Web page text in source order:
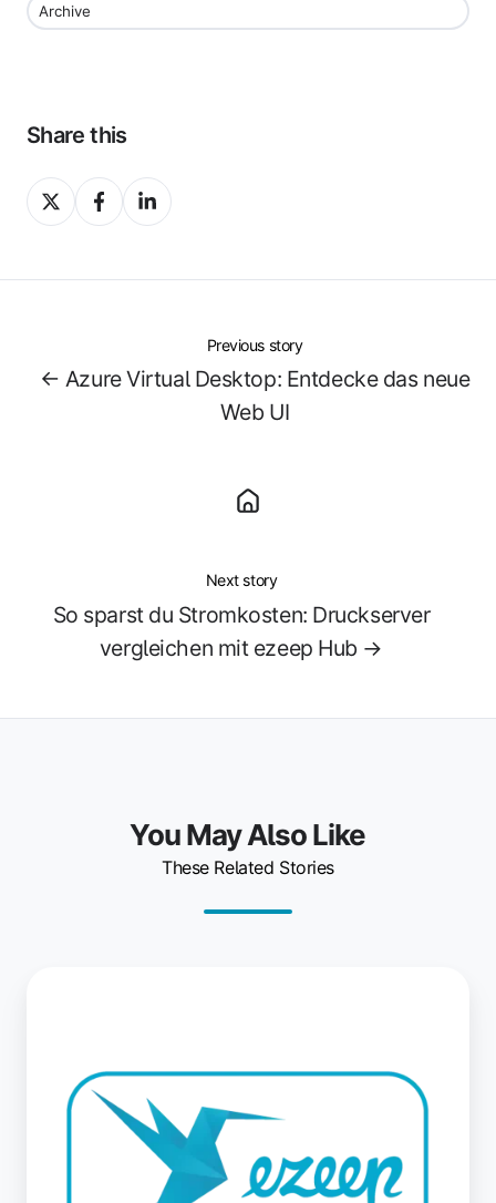
Archive
Share this
Share
on
Share
on
Share
on
Previous story
← Azure Virtual Desktop: Entdecke das neue
Web UI
Next story
So sparst du Stromkosten: Druckserver
vergleichen mit ezeep Hub →
You May Also Like
These Related Stories
Lexmark